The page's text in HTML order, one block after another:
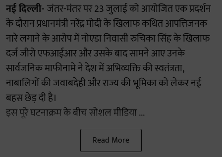
नई दिल्ली-जंतर-मंतर पर 23 जुलाई को आयोजित एक प्रदर्शन
के दौरान प्रधानमंत्री नरेंद्र मोदी के खिलाफ कथित आपत्तिजनक
नारे लगाने के आरोप में नोएडा निवासी रुचिका सिंह के खिलाफ
दर्ज जीरो एफआईआर और उसके बाद सामने आए उनके
सार्वजनिक माफीनामे ने देश में अभिव्यक्ति की स्वतंत्रता,
नाबालिगों की जवाबदेही और राज्य की भूमिका को लेकर नई
बहस छेड़ दी है।
इस पूरे घटनाक्रम के बीच सोशल मीडिया ...
Read More